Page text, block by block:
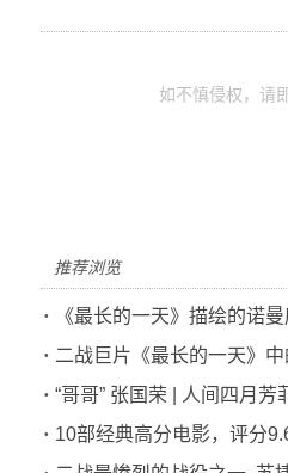
如不慎侵权，请
推荐浏览
· 《最长的一天》描绘的诺
· 二战巨片《最长的一天》
· “哥哥” 张国荣 | 人间四月芳
· 10部经典高分电影，评分